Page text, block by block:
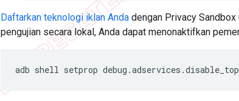
Daftarkan teknologi iklan Anda dengan Privacy
pengujian secara lokal, Anda dapat menonaktifkan
adb shell setprop